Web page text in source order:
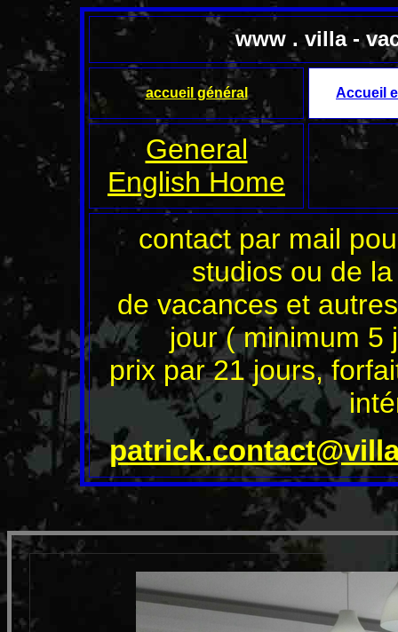
www . villa -
accueil général Accueil
General
English Home
contact par mail
studios ou de
de vacances et
jour ( minimum 5
prix par 21 jours,